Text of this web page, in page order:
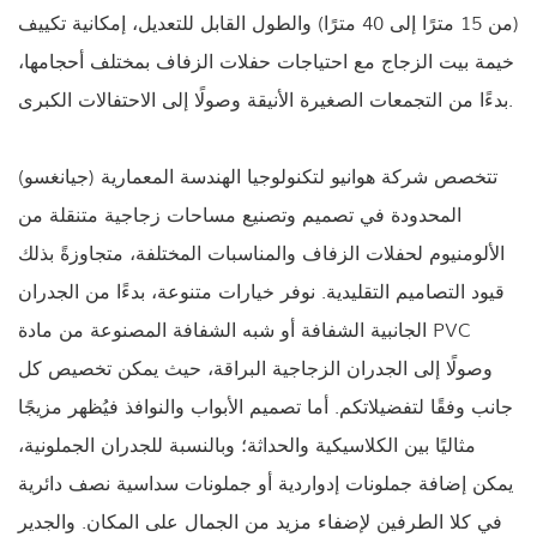
(من 15 مترًا إلى 40 مترًا) والطول القابل للتعديل، إمكانية تكييف
خيمة بيت الزجاج مع احتياجات حفلات الزفاف بمختلف أحجامها،
بدءًا من التجمعات الصغيرة الأنيقة وصولًا إلى الاحتفالات الكبرى.
تتخصص شركة هوانيو لتكنولوجيا الهندسة المعمارية (جيانغسو)
المحدودة في تصميم وتصنيع مساحات زجاجية متنقلة من
الألومنيوم لحفلات الزفاف والمناسبات المختلفة، متجاوزةً بذلك
قيود التصاميم التقليدية. نوفر خيارات متنوعة، بدءًا من الجدران
الجانبية الشفافة أو شبه الشفافة المصنوعة من مادة PVC
وصولًا إلى الجدران الزجاجية البراقة، حيث يمكن تخصيص كل
جانب وفقًا لتفضيلاتكم. أما تصميم الأبواب والنوافذ فيُظهر مزيجًا
مثاليًا بين الكلاسيكية والحداثة؛ وبالنسبة للجدران الجملونية،
يمكن إضافة جملونات إدواردية أو جملونات سداسية نصف دائرية
في كلا الطرفين لإضفاء مزيد من الجمال على المكان. والجدير